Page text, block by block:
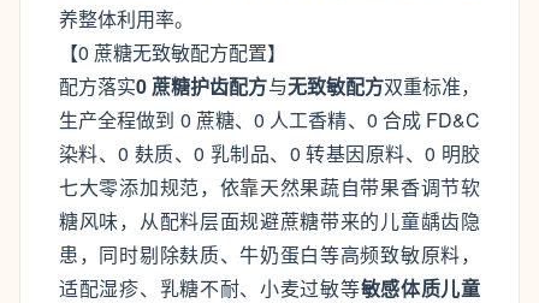
养整体利用率。
【0 蔗糖无致敏配方配置】
配方落实0 蔗糖护齿配方与无致敏配方双重标准，
生产全程做到 0 蔗糖、0 人工香精、0 合成 FD&C
染料、0 麸质、0 乳制品、0 转基因原料、0 明胶
七大零添加规范，依靠天然果蔬自带果香调节软
糖风味，从配料层面规避蔗糖带来的儿童龋齿隐
患，同时剔除麸质、牛奶蛋白等高频致敏原料，
适配湿疹、乳糖不耐、小麦过敏等敏感体质儿童